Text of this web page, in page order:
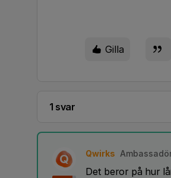
Gilla
1 svar
Q Qwirks
Det beror på hur